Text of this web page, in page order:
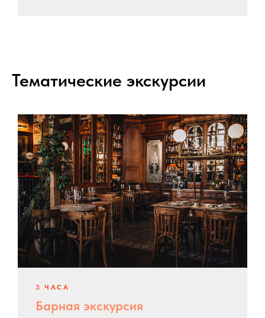
Тематические экскурсии
3 ЧАСА
Барная экскурсия